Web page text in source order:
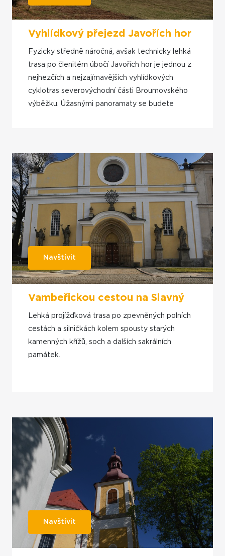
Vyhlídkový přejezd Javořích hor
Fyzicky středně náročná, avšak technicky lehká
trasa po členitém úbočí Javořích hor je jednou z
nejhezčích a nejzajímavějších vyhlídkových
cyklotras severovýchodní části Broumovského
výběžku. Úžasnými panoramaty se budete
Navštívit
Vambeřickou cestou na Slavný
Lehká projížďková trasa po zpevněných polních
cestách a silničkách kolem spousty starých
kamenných křížů, soch a dalších sakrálních
památek.
Navštívit